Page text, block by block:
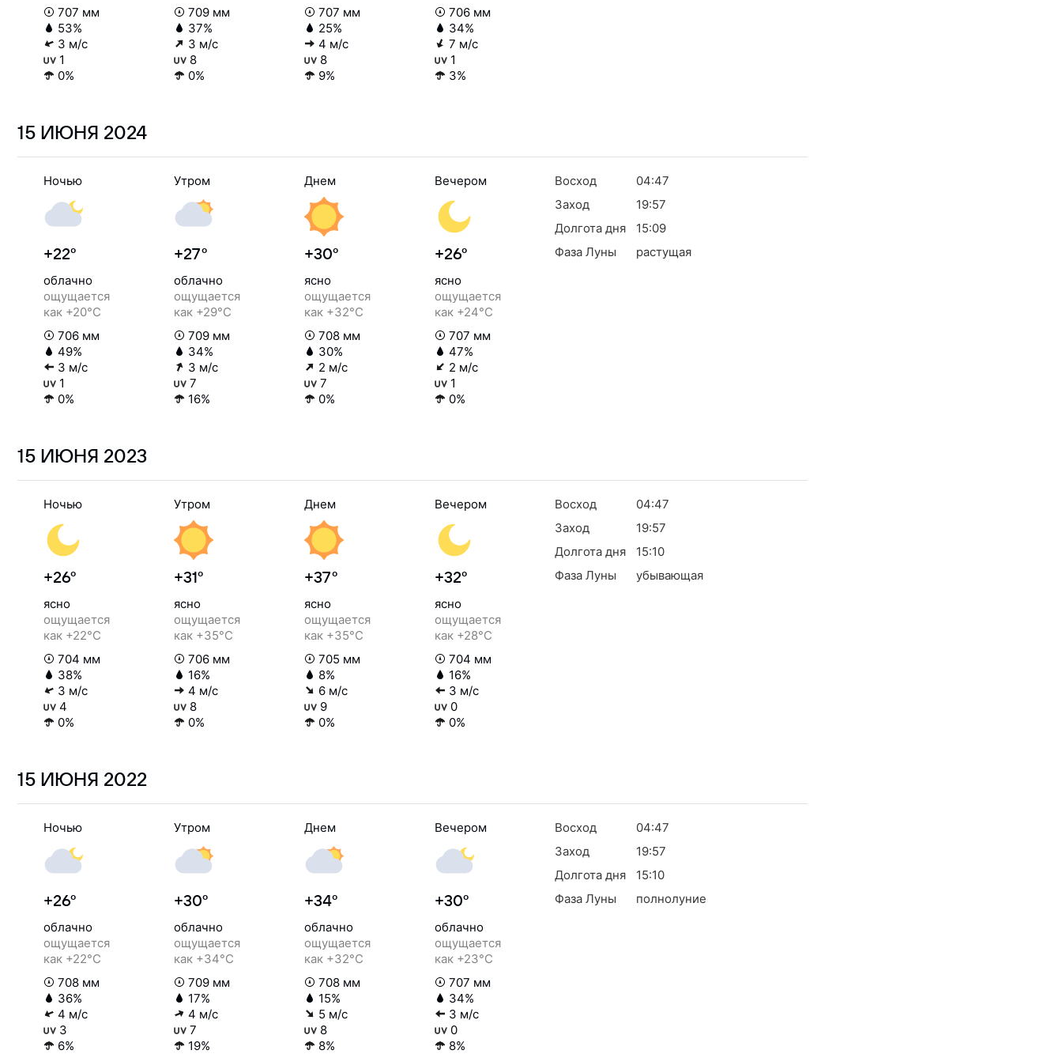
707 мм
53%
3 м/с
1
0%
709 мм
37%
3 м/с
8
0%
707 мм
25%
4 м/с
8
9%
706 мм
34%
7 м/с
1
3%
15 ИЮНЯ 2024
Ночью
+22°
облачно
ощущается
как +20°C
706 мм
49%
3 м/с
1
0%
Утром
+27°
облачно
ощущается
как +29°C
709 мм
34%
3 м/с
7
16%
Днем
+30°
ясно
ощущается
как +32°C
708 мм
30%
2 м/с
7
0%
Вечером
+26°
ясно
ощущается
как +24°C
707 мм
47%
2 м/с
1
0%
Восход
04:47
Заход
19:57
Долгота дня
15:09
Фаза Луны
растущая
15 ИЮНЯ 2023
Ночью
+26°
ясно
ощущается
как +22°C
704 мм
38%
3 м/с
4
0%
Утром
+31°
ясно
ощущается
как +35°C
706 мм
16%
4 м/с
8
0%
Днем
+37°
ясно
ощущается
как +35°C
705 мм
8%
6 м/с
9
0%
Вечером
+32°
ясно
ощущается
как +28°C
704 мм
16%
3 м/с
0
0%
Восход
04:47
Заход
19:57
Долгота дня
15:10
Фаза Луны
убывающая
15 ИЮНЯ 2022
Ночью
+26°
облачно
ощущается
как +22°C
708 мм
36%
4 м/с
3
6%
Утром
+30°
облачно
ощущается
как +34°C
709 мм
17%
4 м/с
7
19%
Днем
+34°
облачно
ощущается
как +32°C
708 мм
15%
5 м/с
8
8%
Вечером
+30°
облачно
ощущается
как +23°C
707 мм
34%
3 м/с
0
8%
Восход
04:47
Заход
19:57
Долгота дня
15:10
Фаза Луны
полнолуние